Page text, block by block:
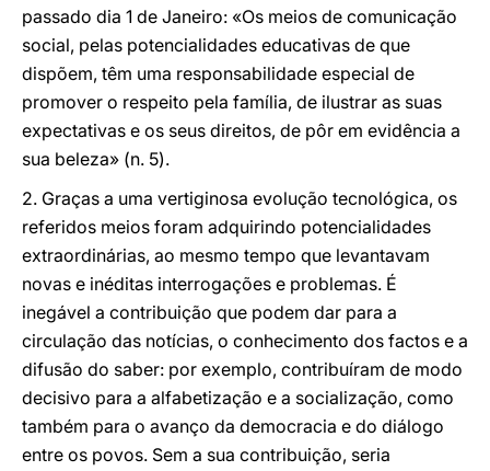
passado dia 1 de Janeiro: «Os meios de comunicação
social, pelas potencialidades educativas de que
dispõem, têm uma responsabilidade especial de
promover o respeito pela família, de ilustrar as suas
expectativas e os seus direitos, de pôr em evidência a
sua beleza» (n. 5).
2. Graças a uma vertiginosa evolução tecnológica, os
referidos meios foram adquirindo potencialidades
extraordinárias, ao mesmo tempo que levantavam
novas e inéditas interrogações e problemas. É
inegável a contribuição que podem dar para a
circulação das notícias, o conhecimento dos factos e a
difusão do saber: por exemplo, contribuíram de modo
decisivo para a alfabetização e a socialização, como
também para o avanço da democracia e do diálogo
entre os povos. Sem a sua contribuição, seria